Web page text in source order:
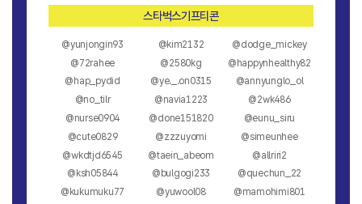
스타벅스기프티콘
@yunjongin93 @kim2132
@dodge_mickey
@72rahee
@2580kg
@happynhealthy82
@hap_pydid
@ye._.on0315
@annyunglo_ol
@no_tilr
@navia1223
@2wk486
@nurse0904
@done151820
@eunu_siru
@cute0829
@zzzuyomi
@simeunhee
@wkdtjd6545
@taein_abeom
@allriri2
@ksh05844
@bulgogi233
@quechun_22
@kukumuku77
@yuwool08
@mamohimi801